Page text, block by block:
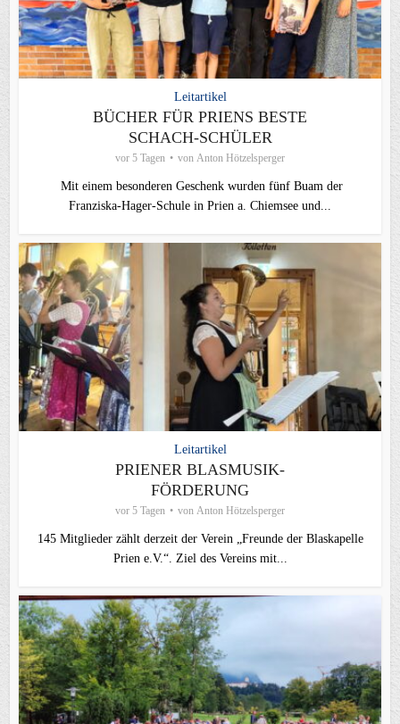
Leitartikel
BÜCHER FÜR PRIENS BESTE
SCHACH-SCHÜLER
vor 5 Tagen von Anton Hötzelsperger
Mit einem besonderen Geschenk wurden fünf Buam der
Franziska-Hager-Schule in Prien a. Chiemsee und...
Leitartikel
PRIENER BLASMUSIK-
FÖRDERUNG
vor 5 Tagen von Anton Hötzelsperger
145 Mitglieder zählt derzeit der Verein „Freunde der Blaskapelle
Prien e.V.“. Ziel des Vereins mit...